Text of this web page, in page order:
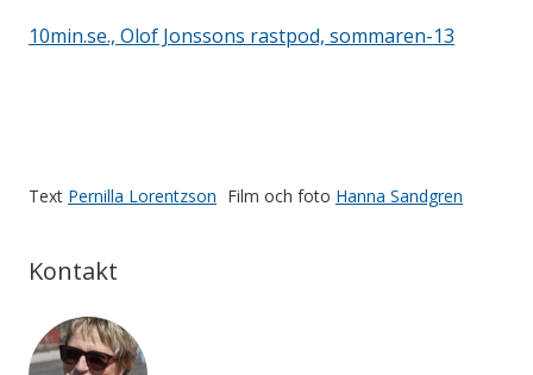
delaktiga i valet av lekar
10min.se., Olof Jonssons rastpod, sommaren-13
Text Pernilla Lorentzson Film och foto Hanna Sandgren
Kontakt